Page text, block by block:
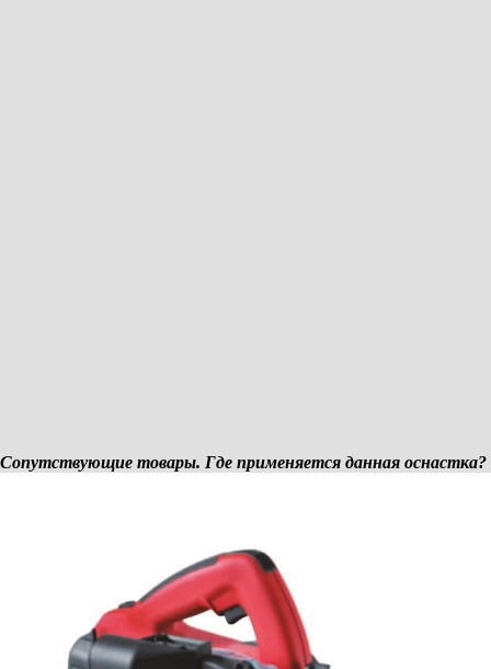
Сопутствующие товары. Где применяется данная оснастка?